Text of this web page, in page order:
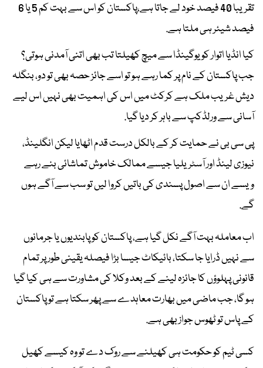
تقریبا 40 فیصد خود لے جاتا ہے،پاکستان کو اس سے بہت کم 5 یا 6
فیصد شیئر ہی ملتا ہے.
کیا انڈیا اتوار کو یوگینڈا سے میچ کھیلتا تب بھی اتنی آمدنی ہوتی؟
جب پاکستان کے نام پر کما رہے ہو تو اسے جائز حصہ بھی تو دو، بنگلہ
دیش غریب ملک ہے کرکٹ میں اس کی اہمیت بھی نہیں اس لیے
آسانی سے ورلڈکپ سے باہر کر دیا گیا.
پی سی بی نے حمایت کر کے بالکل درست قدم اٹھایا لیکن انگلینڈ،
نیوزی لینڈ اور آسٹریلیا جیسے ممالک خاموش تماشائی بنے رہے
ویسے ان سے اصول پسندی کی باتیں کروا لیں تو سب سے آگے ہوں
گے.
اب معاملہ بہت آگے نکل گیا ہے، پاکستان کو پابندیوں یا جرمانوں
سے نہیں ڈرایا جا سکتا، بائیکاٹ جیسا بڑا فیصلہ یقینی طور پر تمام
قانونی پہلوؤں کا جائزہ لینے کے بعد وکلا کی مشاورت سے ہی کیا گیا
ہو گا، جب ماضی میں بھارت معاہدے سے پھر سکتا ہے تو پاکستان
کے پاس تو ٹھوس جواز بھی ہے.
کسی ٹیم کو حکومت ہی کھیلنے سے روک دے تو وہ کیسے کھیل